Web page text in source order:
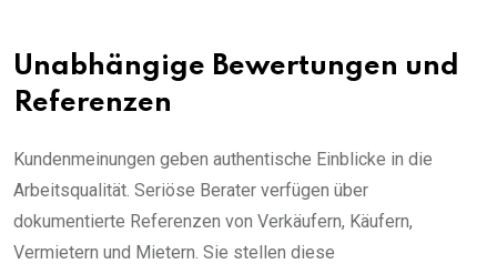
Unabhängige Bewertungen und
Referenzen
Kundenmeinungen geben authentische Einblicke in die
Arbeitsqualität. Seriöse Berater verfügen über
dokumentierte Referenzen von Verkäufern, Käufern,
Vermietern und Mietern. Sie stellen diese